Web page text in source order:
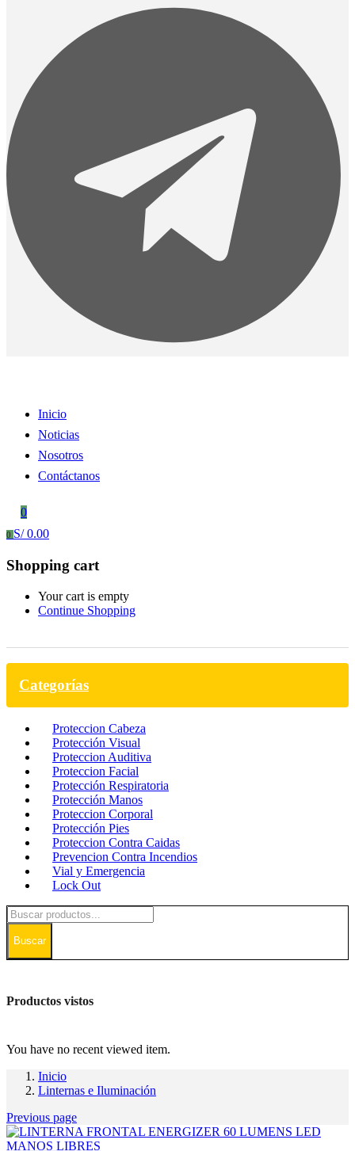
Inicio
Noticias
Nosotros
Contáctanos
0
0 S/0.00
Shopping cart
Your cart is empty
Continue Shopping
Categorías
Proteccion Cabeza
Protección Visual
Proteccion Auditiva
Proteccion Facial
Protección Respiratoria
Protección Manos
Proteccion Corporal
Protección Pies
Proteccion Contra Caidas
Prevencion Contra Incendios
Vial y Emergencia
Lock Out
Buscar
Productos vistos
You have no recent viewed item.
Inicio
Linternas e Iluminación
Previous page